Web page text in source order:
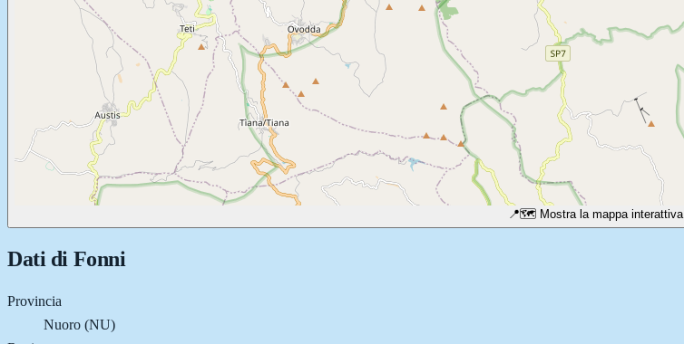
📍🗺️ Mostra la mappa interattiva
Dati di Fonni
Provincia
Nuoro (NU)